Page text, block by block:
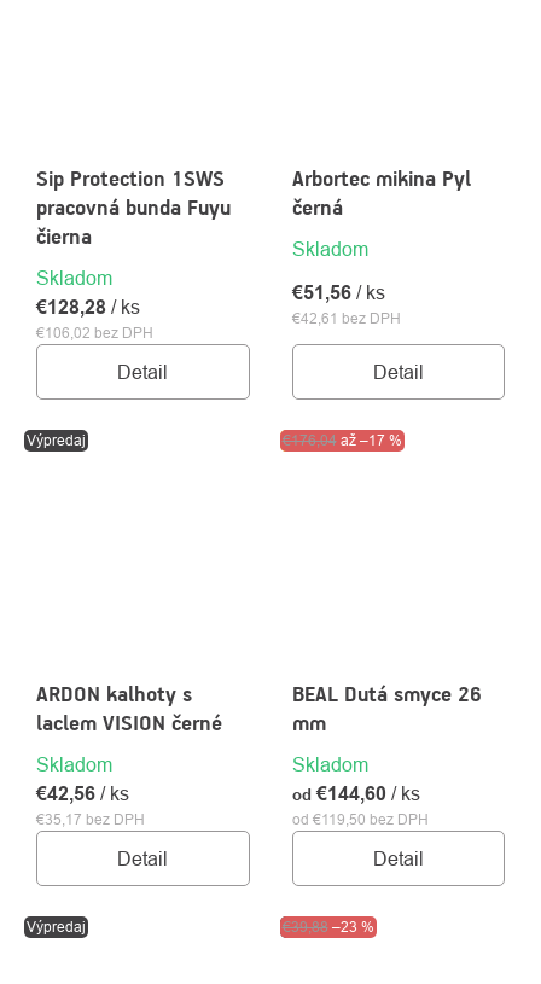
Sip Protection 1SWS
pracovná bunda Fuyu
čierna
Skladom
€106,02 bez DPH
€128,28 / ks
Detail
Arbortec mikina Pyl
černá
Skladom
€42,61 bez DPH
€51,56 / ks
Detail
Výpredaj
ARDON kalhoty s
laclem VISION černé
Skladom
€35,17 bez DPH
€42,56 / ks
Detail
Akcia Výpredaj
€176,04až –17 %
BEAL Dutá smyce 26
mm
Skladom
od €119,50 bez DPH
od €144,60 / ks
Detail
Výpredaj Výpredaj
€39,88 –23 %